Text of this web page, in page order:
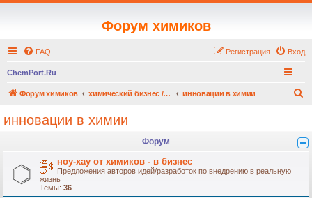
Форум химиков
FAQ Вход
Регистрация
ChemPort.Ru
Форум химиков химический бизнес / chemical business инновации в химии
с
инновации в химии
Форум
ноу-хау от химиков - в бизнес
Предложения авторов идей/разработок по внедрению в реальную
жизнь
Темы: 36